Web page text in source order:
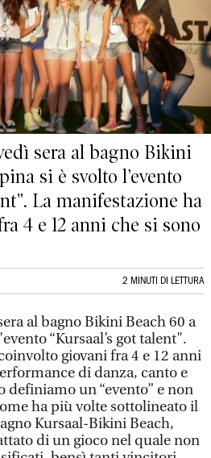
sera al bagno Bikini
si è svolto l’evento
La manifestazione ha
4 e 12 anni che si sono
2 MINUTI DI LETTURA
al bagno Bikini Beach 60 a
“Kursaal’s got talent".
giovani fra 4 e 12 anni
di danza, canto e
definiamo un “evento” e non
ha più volte sottolineato il
Kursaal-Bikini Beach,
di un gioco nel quale non